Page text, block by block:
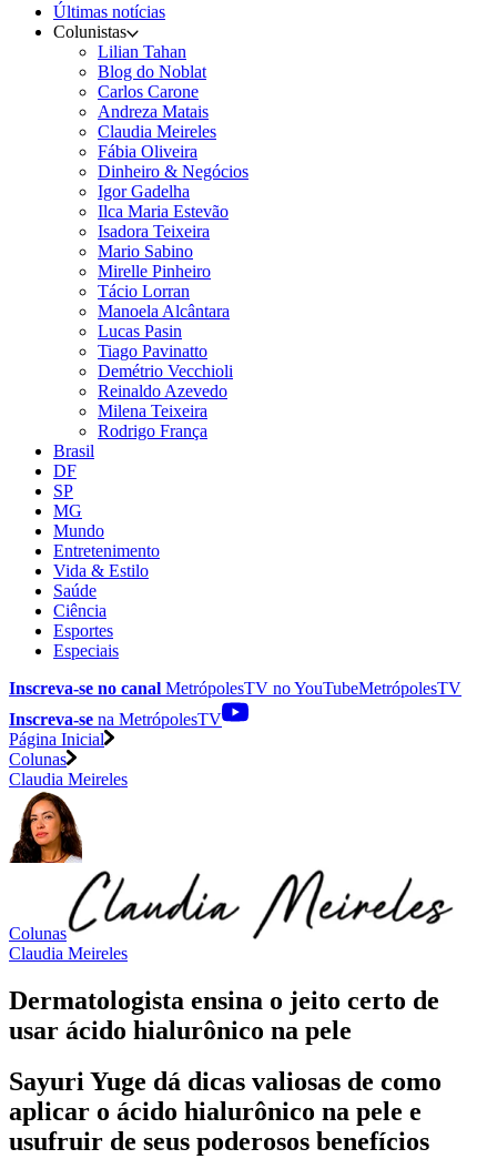
Últimas notícias
Colunistas
Lilian Tahan
Blog do Noblat
Carlos Carone
Andreza Matais
Claudia Meireles
Fábia Oliveira
Dinheiro & Negócios
Igor Gadelha
Ilca Maria Estevão
Isadora Teixeira
Mario Sabino
Mirelle Pinheiro
Tácio Lorran
Manoela Alcântara
Lucas Pasin
Tiago Pavinatto
Demétrio Vecchioli
Reinaldo Azevedo
Milena Teixeira
Rodrigo França
Brasil
DF
SP
MG
Mundo
Entretenimento
Vida & Estilo
Saúde
Ciência
Esportes
Especiais
Inscreva-se no canal MetrópolesTV noYouTubeMetrópolesTV
Inscreva-se na MetrópolesTV
Página Inicial
Colunas
Claudia Meireles
Colunas
Claudia Meireles
Dermatologista ensina o jeito certo de
usar ácido hialurônico na pele
Sayuri Yuge dá dicas valiosas de como
aplicar o ácido hialurônico na pele e
usufruir de seus poderosos benefícios